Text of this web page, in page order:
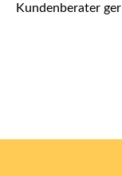
Kundenberater